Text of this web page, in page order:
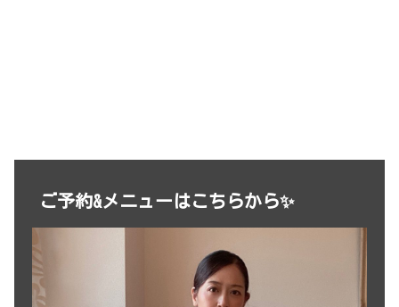
ご予約&メニューはこちらから✨